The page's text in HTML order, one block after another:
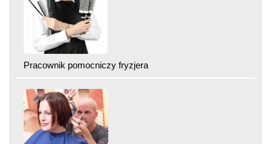
Pracownik pomocniczy fryzjera